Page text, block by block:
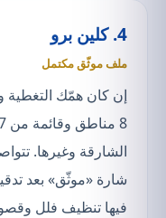
4. كلين برو
ملف موثّق مكتمل
إن كان همّك التغطية
الشارقة وغيرها.
شارة «موثّق» بعد
فيها تنظيف فلل